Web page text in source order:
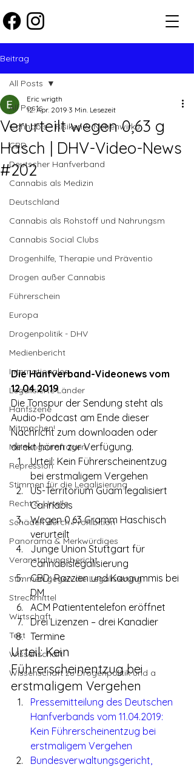
Beitrag
All Posts
Cannabis - Risiken & Nebenwirku
CBD
Deutscher Hanfverband
Cannabis als Medizin
Deutschland
Cannabis als Rohstoff und Nahrungsm
Cannabis Social Clubs
Drogenhilfe, Therapie und Präventio
Drogen außer Cannabis
Führerschein
Europa
Drogenpolitik - DHV
Medienbericht
Internationales
Legalisierte Länder
Hanfszene
Mitmachen!
Meinungsumfragen
Repression
Stimmen für die Legalisierung
Recht & Urteile
Schäden durch Prohibition
Panorama & Merkwürdiges
Veranstaltungsbericht
Stimmen gegen die Legalisierung
Streckmittel
Wirtschaft
Test
Wissenschaft
Wissenschaft zu Drogenpolitik und a
All Posts
Verurteilt wegen 0,63 g
Hasch | DHV-Video-News
#202
Eric wrigth
12. Apr. 2019 3 Min. Lesezeit
Die Hanfverband-Videonews vom
12.04.2019
Die Tonspur der Sendung steht als
Audio-Podcast am Ende dieser
Nachricht zum downloaden oder
direkt hören zur Verfügung.
Urteil: Kein Führerscheinentzug
bei erstmaligem Vergehen
US-Territorium Guam legalisiert
Cannabis
Wegen 0,63 Gramm Haschisch
verurteilt
Junge Union Stuttgart für
Cannabislegalisierung
CBD: Razzien und Kaugummis bei
DM
ACM Patiententelefon eröffnet
Drei Lizenzen – drei Kanadier
Termine
Urteil: Kein
Führerscheinentzug bei
erstmaligem Vergehen
Pressemitteilung des Deutschen
Hanfverbands vom 11.04.2019:
Kein Führerscheinentzug bei
erstmaligem Vergehen
Bundesverwaltungsgericht,